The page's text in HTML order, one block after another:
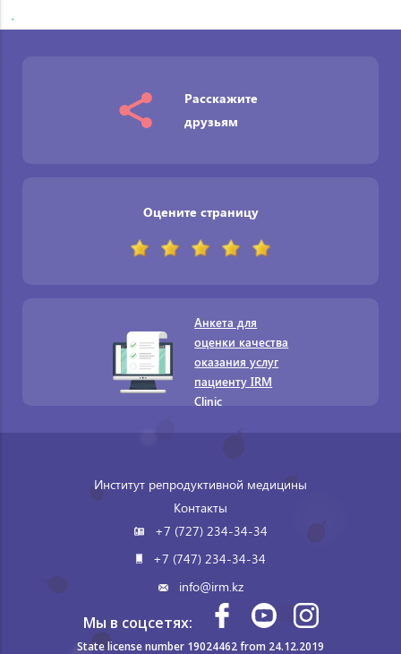
Расскажите
друзьям
Оцените страницу
Анкета для
оценки качества
оказания услуг
пациенту IRM
Clinic
Институт репродуктивной медицины
Контакты
+7 (727) 234-34-34
+7 (747) 234-34-34
info@irm.kz
Мы в соцсетях:
State license number 19024462 from 24.12.2019